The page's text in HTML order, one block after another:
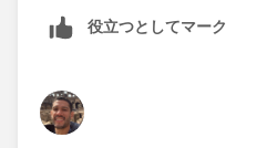
役立つとしてマーク